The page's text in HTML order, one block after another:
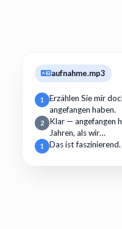
aufnahme.mp3
1
Erzählen Sie mir
angefangen haben.
2
Klar — angefangen
Jahren, als wir…
1 Das ist